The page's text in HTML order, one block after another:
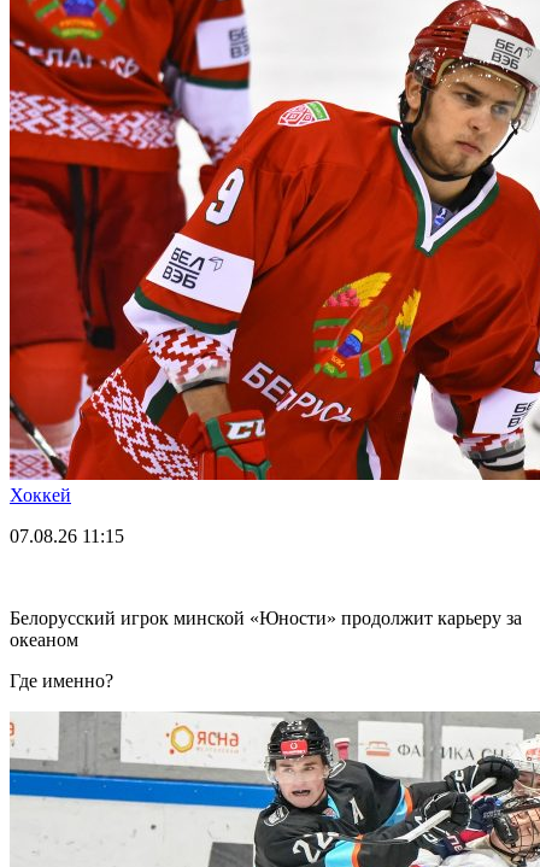
Хоккей
07.08.26 11:15
Белорусский игрок минской «Юности» продолжит карьеру за
океаном
Где именно?